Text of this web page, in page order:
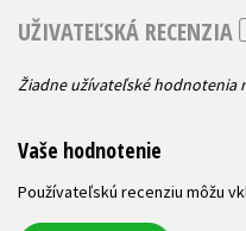
UŽIVATEĽSKÁ RECENZIA
Žiadne užívateľské hodnotenia
Vaše hodnotenie
Používateľskú recenziu môžu